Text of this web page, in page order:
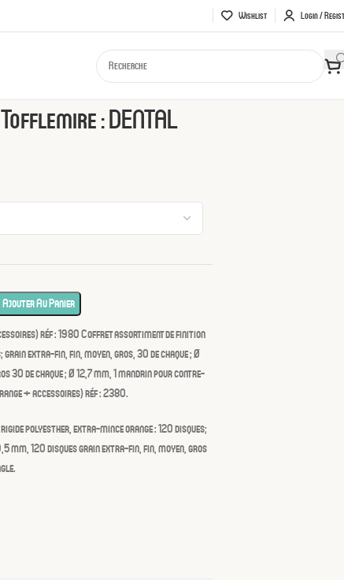
Wishlist Login /
: DENTAL
Ajouter Au Panier
réf : 1980 Coffret assortiment de finition
extra-fin, fin, moyen, gros, 30 de chaque ; Ø
30 de chaque ; Ø 12,7 mm, 1 mandrin pour contre-
+ accessoires) réf : 2380.
polyesther, extra-mince orange : 120 disques;
mm, 120 disques grain extra-fin, fin, moyen, gros